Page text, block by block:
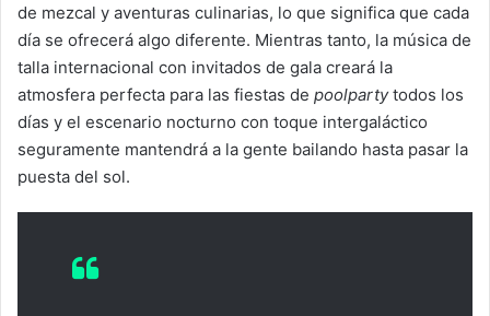
de mezcal y aventuras culinarias, lo que significa que cada
día se ofrecerá algo diferente. Mientras tanto, la música de
talla internacional con invitados de gala creará la
atmosfera perfecta para las fiestas de poolpartytodos los
días y el escenario nocturno con toque intergaláctico
seguramente mantendrá a la gente bailando hasta pasar la
puesta del sol.